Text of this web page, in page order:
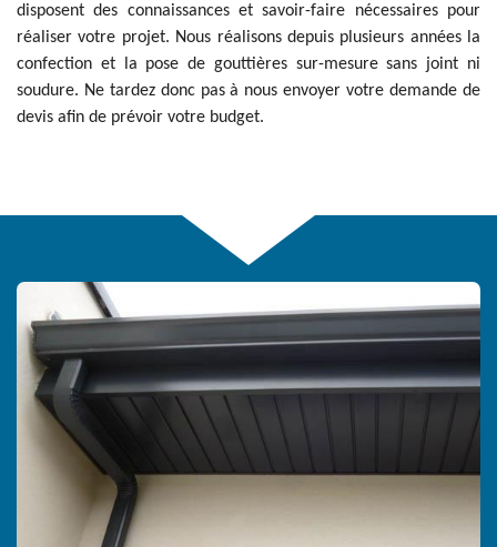
disposent des connaissances et savoir-faire nécessaires pour
réaliser votre projet. Nous réalisons depuis plusieurs années la
confection et la pose de gouttières sur-mesure sans joint ni
soudure. Ne tardez donc pas à nous envoyer votre demande de
devis afin de prévoir votre budget.